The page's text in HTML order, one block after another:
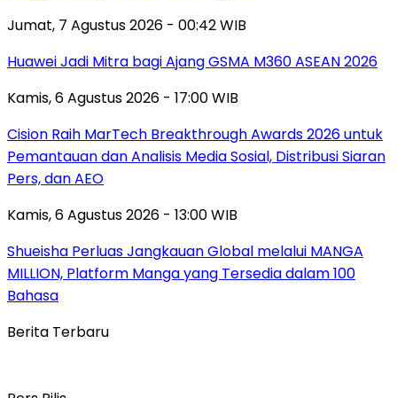
Jumat, 7 Agustus 2026 - 00:42 WIB
Huawei Jadi Mitra bagi Ajang GSMA M360 ASEAN 2026
Kamis, 6 Agustus 2026 - 17:00 WIB
Cision Raih MarTech Breakthrough Awards 2026 untuk
Pemantauan dan Analisis Media Sosial, Distribusi Siaran
Pers, dan AEO
Kamis, 6 Agustus 2026 - 13:00 WIB
Shueisha Perluas Jangkauan Global melalui MANGA
MILLION, Platform Manga yang Tersedia dalam 100
Bahasa
Berita Terbaru